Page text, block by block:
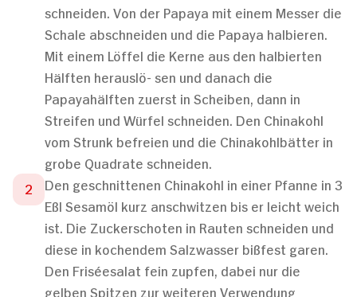
schneiden. Von der Papaya mit einem Messer die
Schale abschneiden und die Papaya halbieren.
Mit einem Löffel die Kerne aus den halbierten
Hälften herauslö- sen und danach die
Papayahälften zuerst in Scheiben, dann in
Streifen und Würfel schneiden. Den Chinakohl
vom Strunk befreien und die Chinakohlbätter in
grobe Quadrate schneiden.
Den geschnittenen Chinakohl in einer Pfanne in 3
Eßl Sesamöl kurz anschwitzen bis er leicht weich
ist. Die Zuckerschoten in Rauten schneiden und
diese in kochendem Salzwasser bißfest garen.
Den Friséesalat fein zupfen, dabei nur die
gelben Spitzen zur weiteren Verwendung